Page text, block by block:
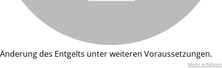
Änderung des Entgelts unter weiteren Voraussetzungen.
Mehr erfahren